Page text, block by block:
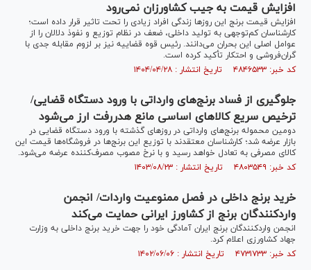
افزایش قیمت به جیب کشاورزان نمی‌رود
افزایش قیمت برنج این روز‌ها زندگی افراد زیادی را تحت تاثیر قرار داده است؛
کارشناسان کم‌توجهی به تولید داخلی، ضعف در نظام توزیع و نفوذ دلالان را از
عوامل اصلی این بحران می‌دانند. رئیس قوه قضاییه نیز بر لزوم مقابله جدی با
گران‌فروشی و احتکار تأکید کرده است.
کد خبر: ۴۸۴۶۵۳۳ تاریخ انتشار : ۱۴۰۴/۰۴/۲۸
جلوگیری از فساد برنج‌های وارداتی با ورود دستگاه قضایی/
ترخیص سریع کالاهای اساسی مانع هدررفت ارز می‌شود
دومین محموله برنج‌های وارداتی در روزهای گذشته با ورود دستگاه قضایی در
بازار عرضه شد؛ کارشناسان معتقدند با توزیع این برنج‌ها در فروشگاه‌ها قیمت این
کالای مصرفی به تعادل خواهد رسید و با نرخ مصوب مصرف‌کننده عرضه می‌شود.
کد خبر: ۴۸۰۳۵۴۹ تاریخ انتشار : ۱۴۰۳/۰۸/۲۳
خرید برنج داخلی در فصل ممنوعیت واردات/ انجمن
واردکنندگان برنج از کشاورز ایرانی حمایت می‌کند
انجمن واردکنندگان برنج ایران آمادگی خود را جهت خرید برنج داخلی به وزارت
جهاد کشاورزی اعلام کرد.
کد خبر: ۴۷۳۱۷۳۳ تاریخ انتشار : ۱۴۰۲/۰۶/۰۶